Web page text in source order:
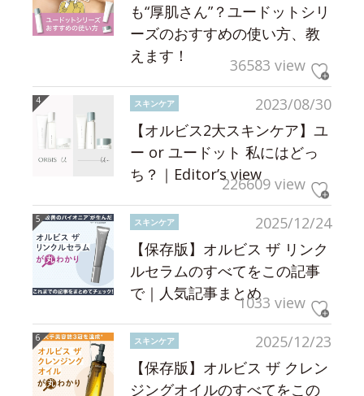
も“厚肌さん”？ユードットシリ
ーズのおすすめの使い方、教
えます！
36583 view
2023/08/30
スキンケア
【オルビス2大スキンケア】ユ
ー or ユードット 私にはどっ
ち？｜Editor’s view226609 view
2025/12/24
スキンケア
【保存版】オルビス ザ リンク
ルセラムのすべてをこの記事
で｜人気記事まとめ1033 view
2025/12/23
スキンケア
【保存版】オルビス ザ クレン
ジングオイルのすべてをこの